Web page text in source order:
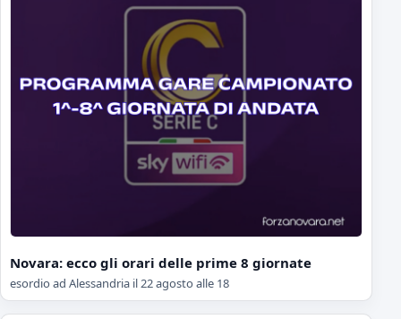
Novara: ecco gli orari delle prime 8 giornate
esordio ad Alessandria il 22 agosto alle 18